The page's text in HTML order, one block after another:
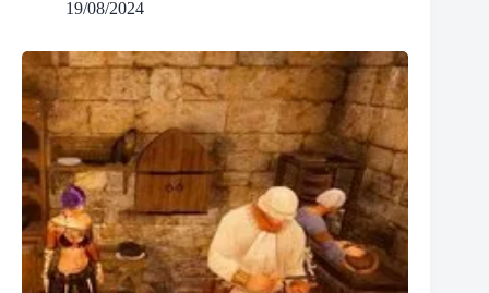
19/08/2024